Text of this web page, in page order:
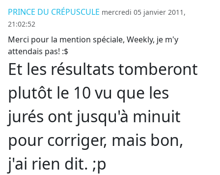
PRINCE DU CRÉPUSCULE mercredi 05 janvier 2011,
21:02:52
Merci pour la mention spéciale, Weekly, je m'y
attendais pas! :$
Et les résultats tomberont
plutôt le 10 vu que les
jurés ont jusqu'à minuit
pour corriger, mais bon,
j'ai rien dit. ;p